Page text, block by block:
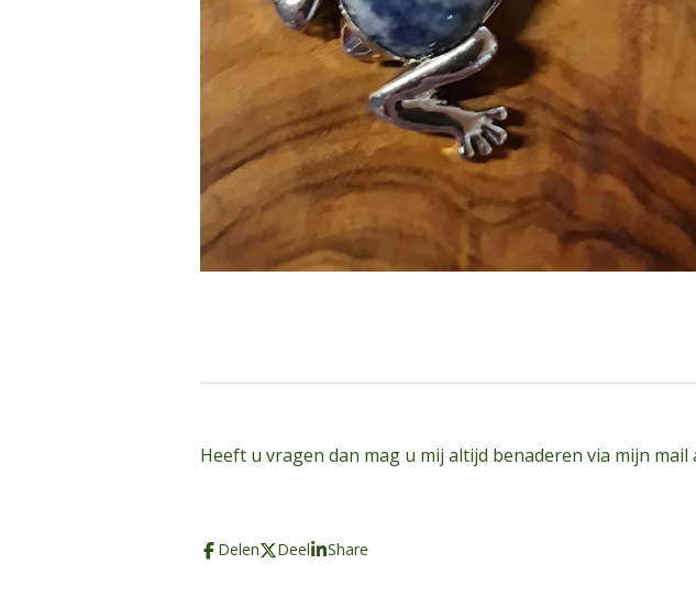
Heeft u vragen dan mag u mij altijd benaderen via mijn mail
Delen Deel Share